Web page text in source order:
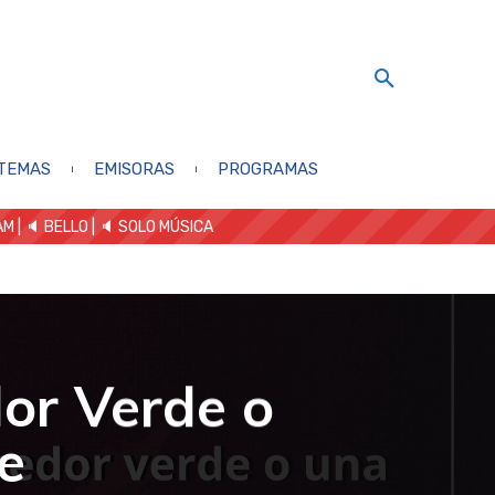
EMISORAS PROGRAMAS
| 🔈 BELLO 🔈 SOLO MÚSICA
Verde o